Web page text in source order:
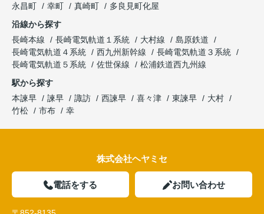
永昌町
幸町 真崎町
多良見町化屋
沿線から探す
長崎本線
長崎電気軌道１系統 大村線
島原鉄道
長崎電気軌道４系統
西九州新幹線
長崎電気軌道３系統
長崎電気軌道５系統
佐世保線
松浦鉄道西九州線
駅から探す
本諫早
諫早 諏訪 西諫早 喜々津 東諫早
大村
竹松
市布 幸
株式会社ヘヤミセ
電話をする お問い合わせ